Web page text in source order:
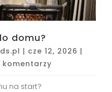
domu?
| cze 12, 2026 |
komentarzy
na start?